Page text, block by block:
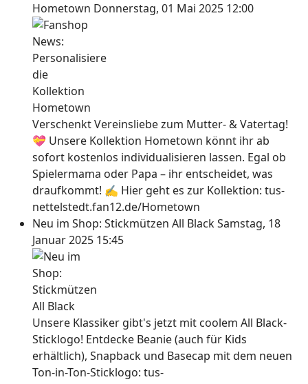
Hometown Donnerstag, 01 Mai 2025 12:00
Verschenkt Vereinsliebe zum Mutter- & Vatertag!
💝 Unsere Kollektion Hometown könnt ihr ab
sofort kostenlos individualisieren lassen. Egal ob
Spielermama oder Papa – ihr entscheidet, was
draufkommt! ✍ Hier geht es zur Kollektion: tus-
nettelstedt.fan12.de/Hometown
Neu im Shop: Stickmützen All BlackSamstag, 18
Januar 2025 15:45
Unsere Klassiker gibt's jetzt mit coolem All Black-
Sticklogo! Entdecke Beanie (auch für Kids
erhältlich), Snapback und Basecap mit dem neuen
Ton-in-Ton-Sticklogo: tus-